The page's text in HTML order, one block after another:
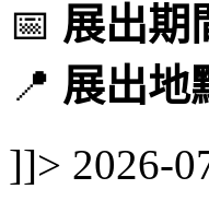
📅 展出期
📍 展出地
]]> 2026-